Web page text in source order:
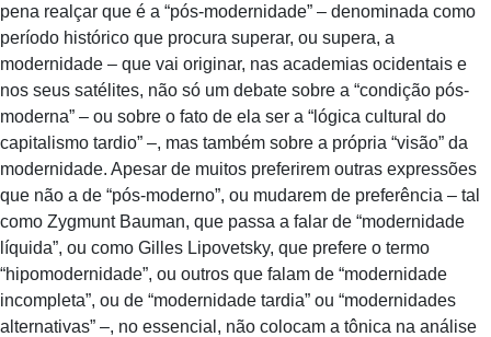
pena realçar que é a “pós-modernidade” – denominada como
período histórico que procura superar, ou supera, a
modernidade – que vai originar, nas academias ocidentais e
nos seus satélites, não só um debate sobre a “condição pós-
moderna” – ou sobre o fato de ela ser a “lógica cultural do
capitalismo tardio” –, mas também sobre a própria “visão” da
modernidade. Apesar de muitos preferirem outras expressões
que não a de “pós-moderno”, ou mudarem de preferência – tal
como Zygmunt Bauman, que passa a falar de “modernidade
líquida”, ou como Gilles Lipovetsky, que prefere o termo
“hipomodernidade”, ou outros que falam de “modernidade
incompleta”, ou de “modernidade tardia” ou “modernidades
alternativas” –, no essencial, não colocam a tônica na análise